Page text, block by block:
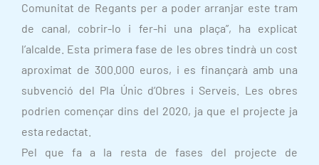
Comunitat de Regants per a poder arranjar este tram
de canal, cobrir-lo i fer-hi una plaça”, ha explicat
l’alcalde. Esta primera fase de les obres tindrà un cost
aproximat de 300.000 euros, i es finançarà amb una
subvenció del Pla Únic d’Obres i Serveis. Les obres
podrien començar dins del 2020, ja que el projecte ja
esta redactat.
Pel que fa a la resta de fases del projecte de